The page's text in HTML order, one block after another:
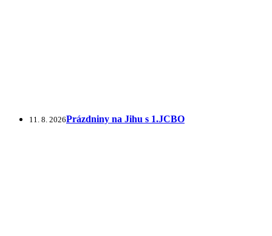
11. 8. 2026Prázdniny na Jihu s 1.JCBO